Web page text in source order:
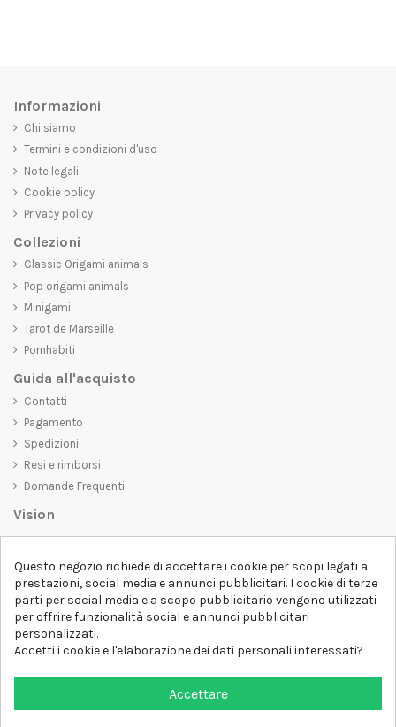
Informazioni
Chi siamo
Termini e condizioni d'uso
Note legali
Cookie policy
Privacy policy
Collezioni
Classic Origami animals
Pop origami animals
Minigami
Tarot de Marseille
Pornhabiti
Guida all'acquisto
Contatti
Pagamento
Spedizioni
Resi e rimborsi
Domande Frequenti
Vision
belli da vedere, ma che trasmettano anche un messaggio importante.
Che siate alla ricerca di una t-shirt unica e di tendenza, di una felpa
comoda e accogliente o di un accessorio esclusivo,D-SHIRTha
qualcosa per tutti.
Follow us
Questo negozio richiede di accettare i cookie per scopi legati a
prestazioni, social media e annunci pubblicitari. I cookie di terze
parti per social media e a scopo pubblicitario vengono utilizzati
per offrire funzionalità social e annunci pubblicitari
personalizzati.
Accetti i cookie e l'elaborazione dei dati personali interessati?
Accettare